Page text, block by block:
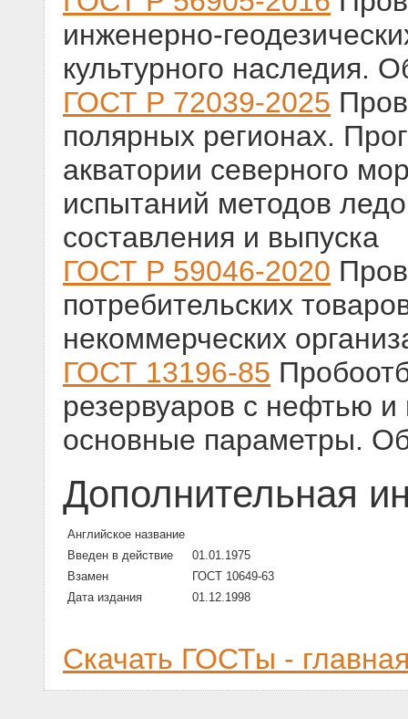
инженерно-
культурного наследия.
ГОСТ Р 72039-2025
полярных регионах.
акватории северного
испытаний методов
составления и выпуска
ГОСТ Р 59046-2020
потребительских
некоммерческих
ГОСТ 13196-85
резервуаров с нефтью
основные параметры.
Дополнительная
Английское название
Введен в действие
01.01.1975
Взамен
ГОСТ 10649-63
Дата издания
01.12.1998
Скачать ГОСТы -